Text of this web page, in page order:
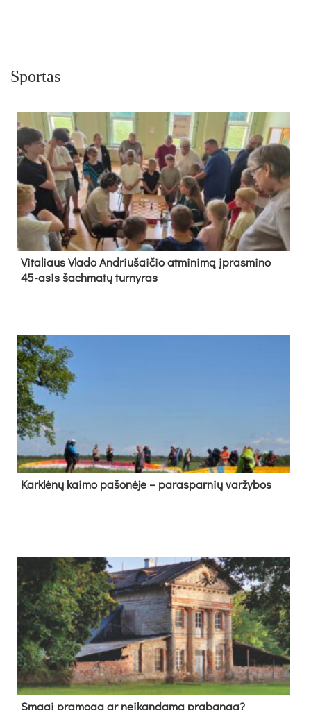
Sportas
Vi­ta­liaus Vla­do And­riu­šai­čio at­mi­ni­mą įpras­mi­no
45-asis šach­ma­tų tur­ny­ras
Kark­lė­nų kai­mo pa­šo­nė­je – pa­ras­par­nių var­žy­bos
Sma­gi pra­mo­ga ar neį­kan­da­ma pra­ban­ga?